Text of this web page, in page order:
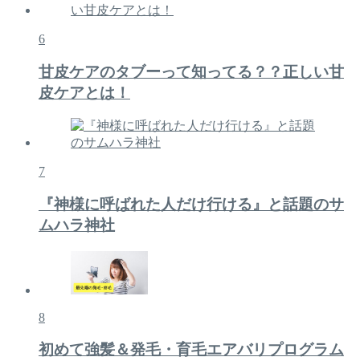
6
甘皮ケアのタブーって知ってる？？正しい甘
皮ケアとは！
7
『神様に呼ばれた人だけ行ける』と話題のサ
ムハラ神社
8
初めて強髪＆発毛・育毛エアバリプログラム